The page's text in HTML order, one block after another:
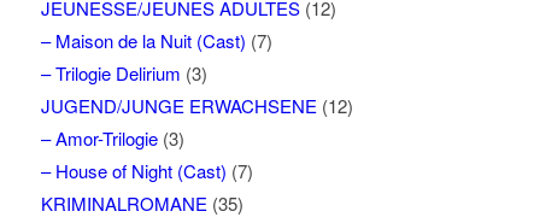
JEUNESSE/JEUNES ADULTES(12)
– Maison de la Nuit (Cast) (7)
– Trilogie Delirium (3)
JUGEND/JUNGE ERWACHSENE(12)
– Amor-Trilogie(3)
– House of Night (Cast) (7)
KRIMINALROMANE(35)